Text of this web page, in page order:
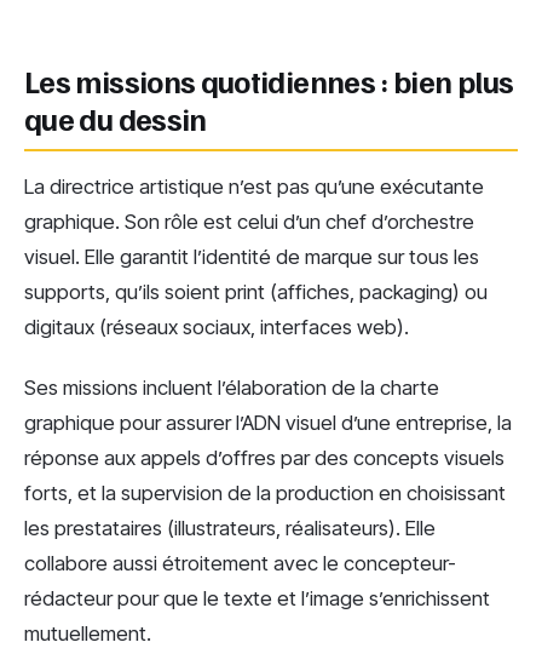
Les missions quotidiennes : bien plus
que du dessin
La directrice artistique n’est pas qu’une exécutante
graphique. Son rôle est celui d’un chef d’orchestre
visuel. Elle garantit l’identité de marque sur tous les
supports, qu’ils soient print (affiches, packaging) ou
digitaux (réseaux sociaux, interfaces web).
Ses missions incluent l’élaboration de la charte
graphique pour assurer l’ADN visuel d’une entreprise, la
réponse aux appels d’offres par des concepts visuels
forts, et la supervision de la production en choisissant
les prestataires (illustrateurs, réalisateurs). Elle
collabore aussi étroitement avec le concepteur-
rédacteur pour que le texte et l’image s’enrichissent
mutuellement.